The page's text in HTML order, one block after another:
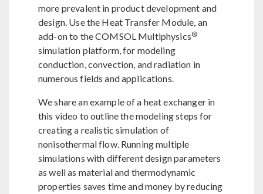
more prevalent in product development and
design. Use the Heat Transfer Module, an
add-on to the COMSOL Multiphysics®
simulation platform, for modeling
conduction, convection, and radiation in
numerous fields and applications.
We share an example of a heat exchanger in
this video to outline the modeling steps for
creating a realistic simulation of
nonisothermal flow. Running multiple
simulations with different design parameters
as well as material and thermodynamic
properties saves time and money by reducing